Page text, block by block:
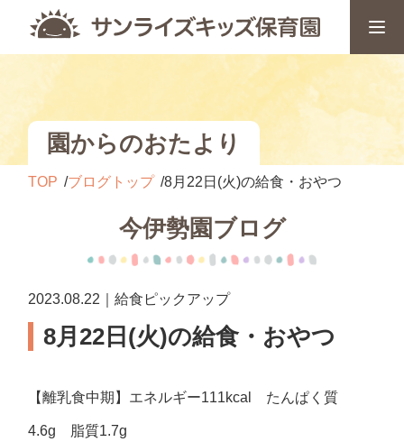
園からのおたより
TOP ブログトップ 8月22日(火)の給食・おやつ
今伊勢園ブログ
2023.08.22｜給食ピックアップ
8月22日(火)の給食・おやつ
【離乳食中期】エネルギー111kcal たんぱく質
4.6g 脂質1.7g